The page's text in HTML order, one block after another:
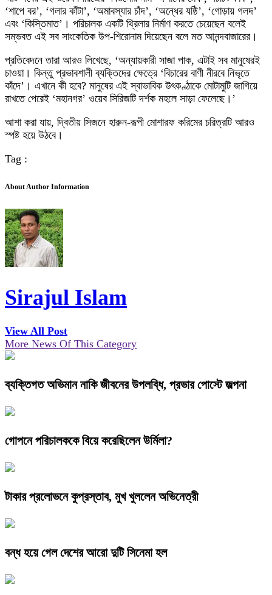
‘শাপে বর’, ‘গলার কাঁটা’, ‘অমাবস্যার চাঁদ’, ‘অন্ধের যষ্ঠি’, ‘গোড়ায় গলদ’
এবং ‘কিস্তিমাত’। পরিচালক একটি থ্রিলার নির্মাণ করতে চেয়েছেন বলেই
সম্ভবত এই সব সাংকেতিক উপ-শিরোনাম দিয়েছেন বলে মত আনন্দবাজারের।
প্রতিবেদনে তারা আরও লিখেছে, ‘অন্যায়কারী সাজা পাক, এটাই সব মানুষেরই
চাওয়া। কিন্তু প্রভাবশালী ব্যক্তিদের ক্ষেত্রে ‘বিচারের বাণী নীরবে নিভৃতে
কাঁদে’। এখানে কী হবে? মানুষের এই স্বাভাবিক উৎকণ্ঠাকে মোটামুটি জাগিয়ে
রাখতে পেরেই ‘মহানগর’ ওয়েব সিরিজটি দর্শক মহলে সাড়া ফেলেছে।’
আশা করা যায়, দ্বিতীয় সিজনে হারুন-রূপী মোশারফ করিমের চরিত্রটি আরও
স্পষ্ট হয়ে উঠবে।
Tag :
About Author Information
Sirajul Islam
View All Post
More News Of This Category
ব্যক্তিগত অভিমান নাকি জীবনের উপলব্ধি, প্রভার পোস্টে জল্পনা
গোপনে পরিচালককে বিয়ে করেছিলেন উর্মিলা?
টাকার প্রলোভনে কুপ্রস্তাব, মুখ খুললেন অভিনেত্রী
বন্ধ হয়ে গেল দেশের আরো দুটি সিনেমা হল